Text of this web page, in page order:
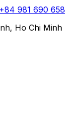
+84 981 690 658
Ho Chi Minh